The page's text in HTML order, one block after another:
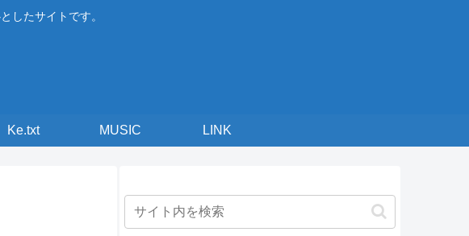
したサイトです。
Ke.txt MUSIC LINK